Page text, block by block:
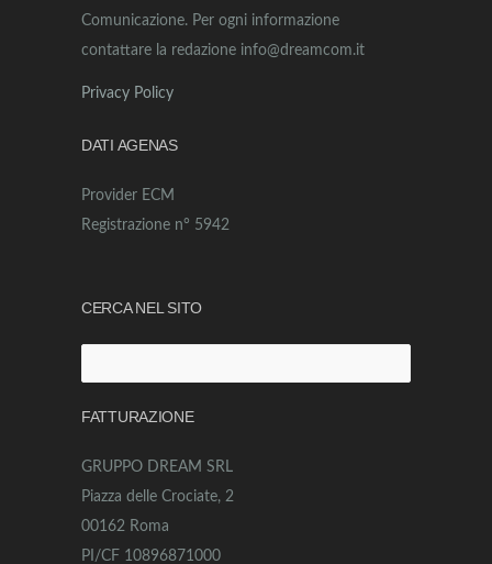
Comunicazione. Per ogni informazione
contattare la redazione info@dreamcom.it
Privacy Policy
DATI AGENAS
Provider ECM
Registrazione n° 5942
CERCA NEL SITO
per:
FATTURAZIONE
GRUPPO DREAM SRL
Piazza delle Crociate, 2
00162 Roma
PI/CF 10896871000